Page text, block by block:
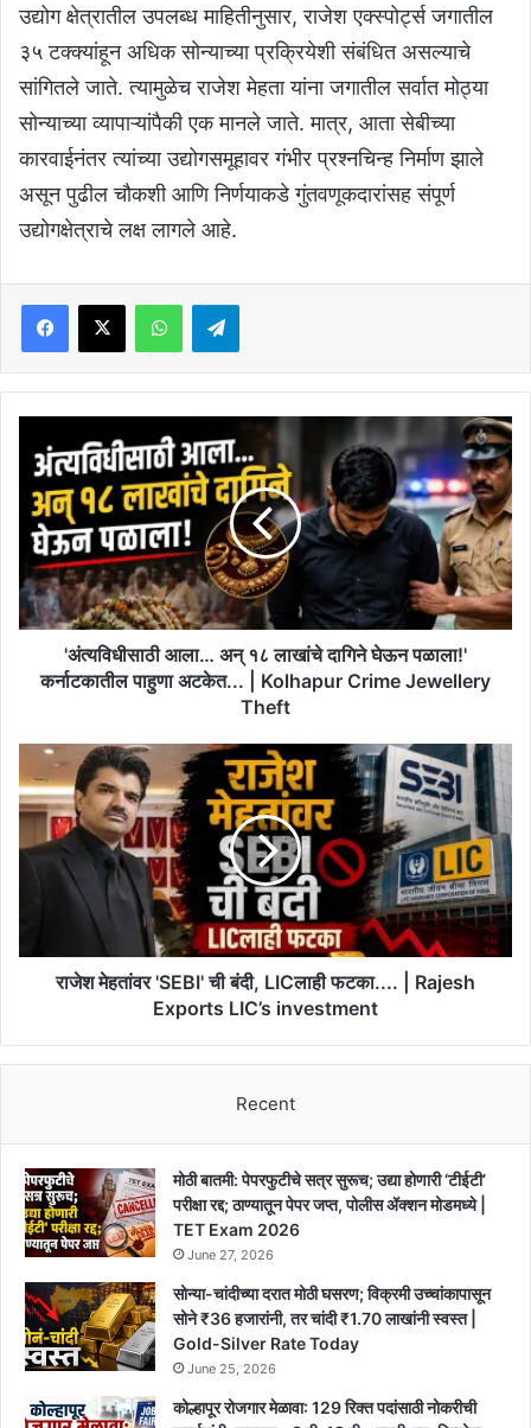
उद्योग क्षेत्रातील उपलब्ध माहितीनुसार, राजेश एक्स्पोर्ट्स जगातील
३५ टक्क्यांहून अधिक सोन्याच्या प्रक्रियेशी संबंधित असल्याचे
सांगितले जाते. त्यामुळेच राजेश मेहता यांना जगातील सर्वात मोठ्या
सोन्याच्या व्यापाऱ्यांपैकी एक मानले जाते. मात्र, आता सेबीच्या
कारवाईनंतर त्यांच्या उद्योगसमूहावर गंभीर प्रश्नचिन्ह निर्माण झाले
असून पुढील चौकशी आणि निर्णयाकडे गुंतवणूकदारांसह संपूर्ण
उद्योगक्षेत्राचे लक्ष लागले आहे.
Facebook
X WhatsAppTelegram
आला…
अन्
१८
लाखांचे
दागिने
घेऊन
पळाला!'
कर्नाटकातील
अटकेत...
Crime
Jewellery
Theft
'अंत्यविधीसाठी आला… अन् १८ लाखांचे दागिने घेऊन पळाला!'
कर्नाटकातील पाहुणा अटकेत... | Kolhapur Crime Jewellery
Theft
राजेश
मेहतांवर
'SEBI'
बंदी,
LICलाही
Rajesh
Exportsराजेश मेहतांवर 'SEBI' ची बंदी, LICलाही फटका.... | Rajesh
Exports LIC’s investment
Recent
मोठी बातमी: पेपरफुटीचे सत्र सुरूच; उद्या होणारी ‘टीईटी’
परीक्षा रद्द; ठाण्यातून पेपर जप्त, पोलीस ॲक्शन मोडमध्ये |
TET Exam 2026
June 27, 2026
सोन्या-चांदीच्या दरात मोठी घसरण; विक्रमी उच्चांकापासून
सोने ₹36 हजारांनी, तर चांदी ₹1.70 लाखांनी स्वस्त |
Gold-Silver Rate Today
June 25, 2026
कोल्हापूर रोजगार मेळावा: 129 रिक्त पदांसाठी नोकरीची